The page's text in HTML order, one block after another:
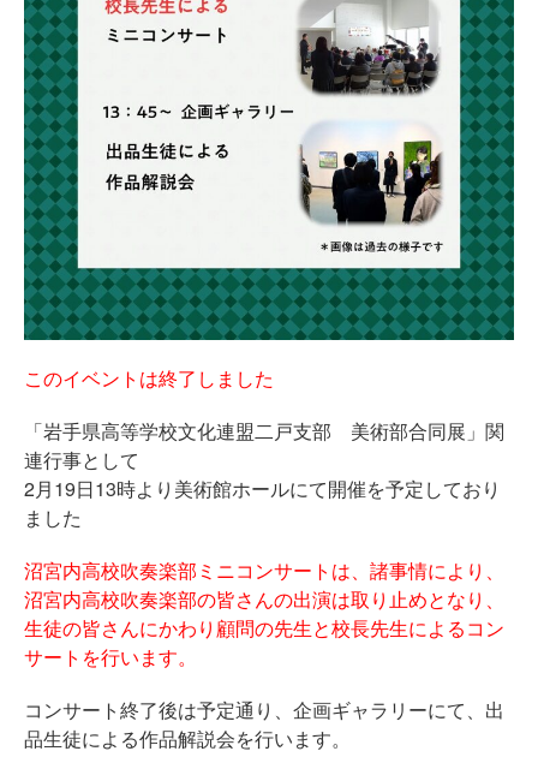
このイベントは終了しました
「岩手県高等学校文化連盟二戸支部 美術部合同展」関
連行事として
2月19日13時より美術館ホールにて開催を予定しており
ました
沼宮内高校吹奏楽部ミニコンサートは、 諸事情により、
沼宮内高校吹奏楽部の皆さんの出演は取り止めとなり、
生徒の皆さんにかわり顧問の先生と校長先生によるコン
サートを行います。
コンサート終了後は予定通り、企画ギャラリーにて、出
品生徒による作品解説会を行います。